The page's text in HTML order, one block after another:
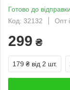
Готово до відправки
Код: 32132
Опт
299 ₴
179 ₴ від 2 шт.